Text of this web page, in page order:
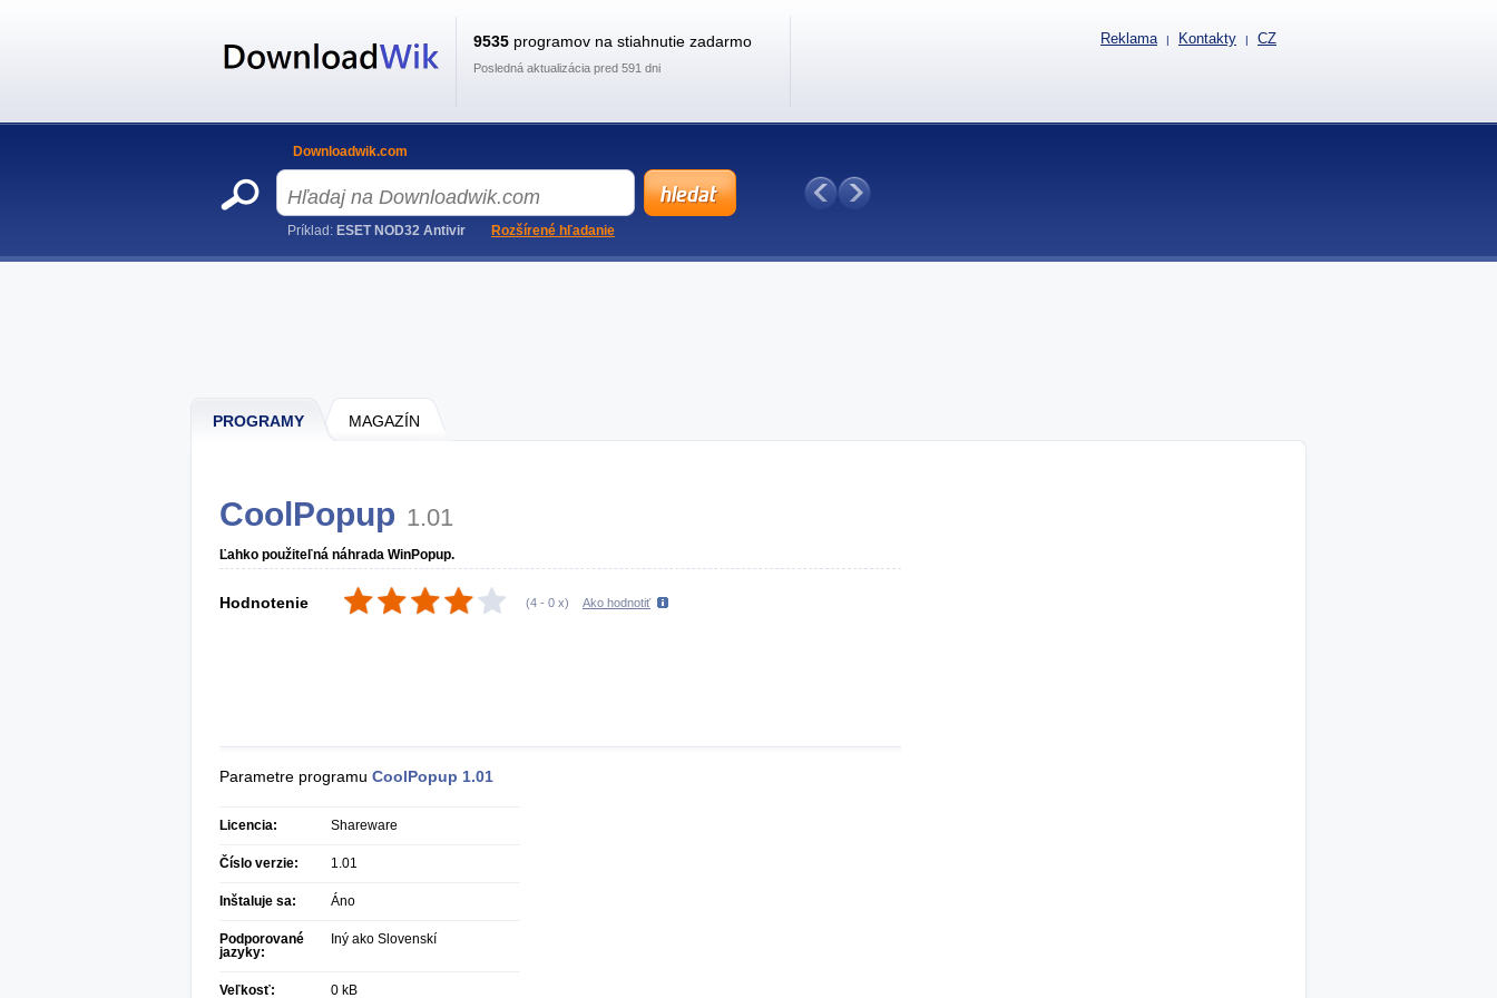
PROGRAMY MAGAZÍN
CoolPopup 1.01
Ľahko použiteľná náhrada WinPopup.
Hodnotenie (4 - 0 x) Ako hodnotiť
Parametre programu CoolPopup 1.01
Licencia: Shareware
Číslo verzie: 1.01
Inštaluje sa: Áno
Podporované
jazyky:
Iný ako Slovenskí
Veľkosť: 0 kB
9535 programov na stiahnutie zadarmo
Posledná aktualizácia pred 591 dni
Reklama | Kontakty | CZ
Downloadwik.com
Príklad: ESET NOD32 Antivir Rozšírené hľadanie